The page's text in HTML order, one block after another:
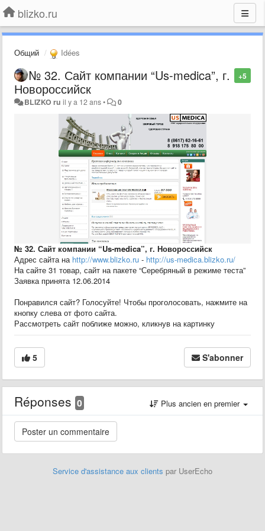
blizko.ru
Общий Idées
+5
№ 32. Сайт компании “Us-medica”, г.
Новороссийск
BLIZKO ruil y a 12 ans• 0
№ 32. Сайт компании “Us-medica”, г. Новороссийск
Адрес сайта на http://www.blizko.ru - http://us-medica.blizko.ru/
На сайте 31 товар, сайт на пакете “Серебряный в режиме теста”
Заявка принята 12.06.2014
Понравился сайт? Голосуйте! Чтобы проголосовать, нажмите на
кнопку слева от фото сайта.
Рассмотреть сайт поближе можно, кликнув на картинку
5 S'abonner
Réponses 0 Plus ancien en premier
Service d'assistance aux clients par UserEcho